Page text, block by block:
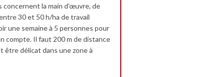
la main d’œuvre, de
30 et 50 h/ha de travail
une semaine à 5 personnes pour
compte. Il faut 200 m de distance
être délicat dans une zone à